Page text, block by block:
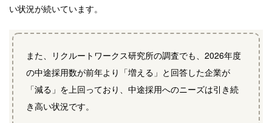
い状況が続いています。
また、リクルートワークス研究所の調査でも、2026年度
の中途採用数が前年より「増える」と回答した企業が
「減る」を上回っており、中途採用へのニーズは引き続
き高い状況です。